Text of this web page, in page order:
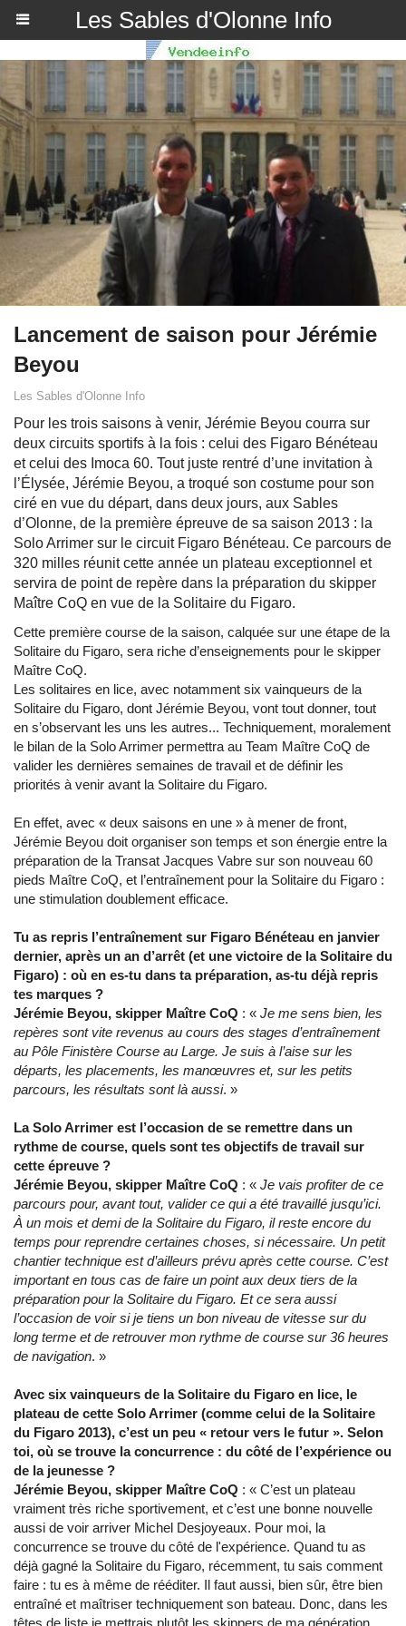
Les Sables d'Olonne Info
Lancement de saison pour Jérémie
Beyou
Les Sables d'Olonne Info
Pour les trois saisons à venir, Jérémie Beyou courra sur
deux circuits sportifs à la fois : celui des Figaro Bénéteau
et celui des Imoca 60. Tout juste rentré d’une invitation à
l’Élysée, Jérémie Beyou, a troqué son costume pour son
ciré en vue du départ, dans deux jours, aux Sables
d’Olonne, de la première épreuve de sa saison 2013 : la
Solo Arrimer sur le circuit Figaro Bénéteau. Ce parcours de
320 milles réunit cette année un plateau exceptionnel et
servira de point de repère dans la préparation du skipper
Maître CoQ en vue de la Solitaire du Figaro.
Cette première course de la saison, calquée sur une étape de la
Solitaire du Figaro, sera riche d’enseignements pour le skipper
Maître CoQ.
Les solitaires en lice, avec notamment six vainqueurs de la
Solitaire du Figaro, dont Jérémie Beyou, vont tout donner, tout
en s’observant les uns les autres... Techniquement, moralement
le bilan de la Solo Arrimer permettra au Team Maître CoQ de
valider les dernières semaines de travail et de définir les
priorités à venir avant la Solitaire du Figaro.
En effet, avec « deux saisons en une » à mener de front,
Jérémie Beyou doit organiser son temps et son énergie entre la
préparation de la Transat Jacques Vabre sur son nouveau 60
pieds Maître CoQ, et l’entraînement pour la Solitaire du Figaro :
une stimulation doublement efficace.
Tu as repris l’entraînement sur Figaro Bénéteau en janvier
dernier, après un an d’arrêt (et une victoire de la Solitaire du
Figaro) : où en es-tu dans ta préparation, as-tu déjà repris
tes marques ?
Jérémie Beyou, skipper Maître CoQ : « Je me sens bien, les
repères sont vite revenus au cours des stages d’entraînement
au Pôle Finistère Course au Large. Je suis à l’aise sur les
départs, les placements, les manœuvres et, sur les petits
parcours, les résultats sont là aussi. »
La Solo Arrimer est l’occasion de se remettre dans un
rythme de course, quels sont tes objectifs de travail sur
cette épreuve ?
Jérémie Beyou, skipper Maître CoQ : « Je vais profiter de ce
parcours pour, avant tout, valider ce qui a été travaillé jusqu’ici.
À un mois et demi de la Solitaire du Figaro, il reste encore du
temps pour reprendre certaines choses, si nécessaire. Un petit
chantier technique est d’ailleurs prévu après cette course. C’est
important en tous cas de faire un point aux deux tiers de la
préparation pour la Solitaire du Figaro. Et ce sera aussi
l’occasion de voir si je tiens un bon niveau de vitesse sur du
long terme et de retrouver mon rythme de course sur 36 heures
de navigation. »
Avec six vainqueurs de la Solitaire du Figaro en lice, le
plateau de cette Solo Arrimer (comme celui de la Solitaire
du Figaro 2013), c’est un peu « retour vers le futur ». Selon
toi, où se trouve la concurrence : du côté de l’expérience ou
de la jeunesse ?
Jérémie Beyou, skipper Maître CoQ : « C’est un plateau
vraiment très riche sportivement, et c’est une bonne nouvelle
aussi de voir arriver Michel Desjoyeaux. Pour moi, la
concurrence se trouve du côté de l'expérience. Quand tu as
déjà gagné la Solitaire du Figaro, récemment, tu sais comment
faire : tu es à même de rééditer. Il faut aussi, bien sûr, être bien
entraîné et maîtriser techniquement son bateau. Donc, dans les
têtes de liste je mettrais plutôt les skippers de ma génération